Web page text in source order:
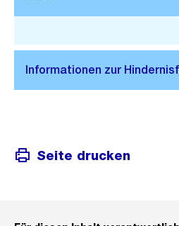
Stadtplan 3D
Seite drucken